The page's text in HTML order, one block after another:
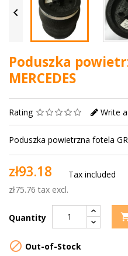

Poduszka
MERCEDES
Rating Write
Poduszka powietrzna fotela
zł93.18
zł75.76 tax excl.
Tax included
Quantity
 Out-of-Stock